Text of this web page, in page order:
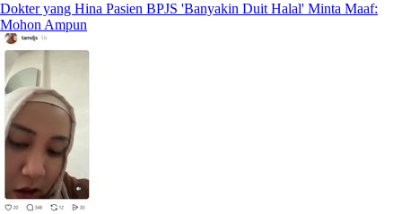
Dokter yang Hina Pasien BPJS 'Banyakin Duit Halal' Minta Maaf:
Mohon Ampun